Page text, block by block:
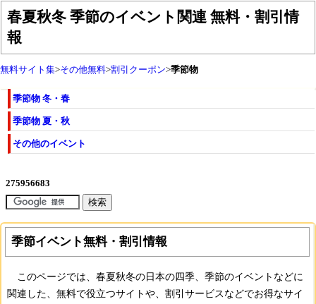
春夏秋冬 季節のイベント関連 無料・割引情
報
無料サイト集>その他無料>割引クーポン>季節物
季節物 冬・春
季節物 夏・秋
その他のイベント
季節イベント無料・割引情報
このページでは、春夏秋冬の日本の四季、季節のイベントなどに
関連した、無料で役立つサイトや、割引サービスなどでお得なサイ